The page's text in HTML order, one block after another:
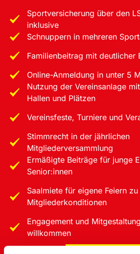
Sportversicherung über den
inklusive
Schnuppern in mehreren
Familienbeitrag mit deutlicher
Online-Anmeldung in unter 5
Nutzung der Vereinsanlage
Hallen und Plätzen
Vereinsfeste, Turniere und
Stimmrecht in der jährlichen
Mitgliederversammlung
Ermäßigte Beiträge für junge
Senior:innen
Saalmiete für eigene Feiern zu
Mitgliederkonditionen
Engagement und
willkommen